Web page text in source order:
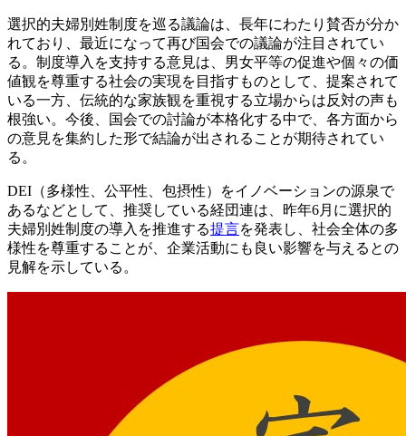
選択的夫婦別姓制度を巡る議論は、長年にわたり賛否が分か
れており、最近になって再び国会での議論が注目されてい
る。制度導入を支持する意見は、男女平等の促進や個々の価
値観を尊重する社会の実現を目指すものとして、提案されて
いる一方、伝統的な家族観を重視する立場からは反対の声も
根強い。今後、国会での討論が本格化する中で、各方面から
の意見を集約した形で結論が出されることが期待されてい
る。
DEI（多様性、公平性、包摂性）をイノベーションの源泉で
あるなどとして、推奨している経団連は、昨年6月に選択的
夫婦別姓制度の導入を推進する提言を発表し、社会全体の多
様性を尊重することが、企業活動にも良い影響を与えるとの
見解を示している。